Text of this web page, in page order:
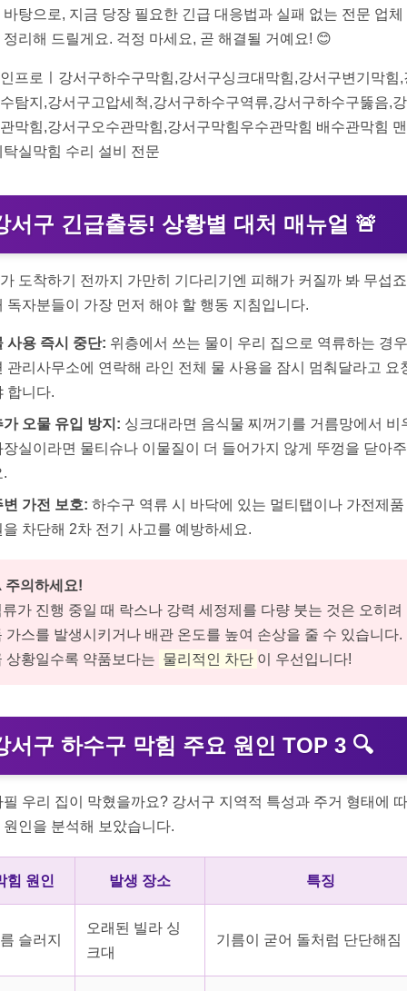
바탕으로, 지금 당장 필요한 긴급 대응법과 실패 없는 전문 업체
정리해 드릴게요. 걱정 마세요, 곧 해결될 거예요! 😊
프로ㅣ강서구하수구막힘,강서구싱크대막힘,강서구변기막힘,
탐지,강서구고압세척,강서구하수구역류,강서구하수구뚫음,
막힘,강서구오수관막힘,강서구막힘우수관막힘 배수관막힘
탁실막힘 수리 설비 전문
서구 긴급출동! 상황별 대처 매뉴얼 🚨
도착하기 전까지 가만히 기다리기엔 피해가 커질까 봐 무섭
독자분들이 가장 먼저 해야 할 행동 지침입니다.
사용 즉시 중단: 위층에서 쓰는 물이 우리 집으로 역류하는 경
관리사무소에 연락해 라인 전체 물 사용을 잠시 멈춰달라고 요
합니다.
가 오물 유입 방지: 싱크대라면 음식물 찌꺼기를 거름망에서 비
장실이라면 물티슈나 이물질이 더 들어가지 않게 뚜껑을 닫아
.
변 가전 보호: 하수구 역류 시 바닥에 있는 멀티탭이나 가전제품
을 차단해 2차 전기 사고를 예방하세요.
의하세요!
류가 진행 중일 때 락스나 강력 세정제를 다량 붓는 것은 오히려
가스를 발생시키거나 배관 온도를 높여 손상을 줄 수 있습니다.
상황일수록 약품보다는 물리적인 차단 이 우선입니다!
서구 하수구 막힘 주요 원인 TOP 3 🔍
필 우리 집이 막혔을까요? 강서구 지역적 특성과 주거 형태에
원인을 분석해 보았습니다.
힘 원인 발생 장소 특징
슬러지
오래된 빌라 싱
크대
기름이 굳어 돌처럼 단단해짐